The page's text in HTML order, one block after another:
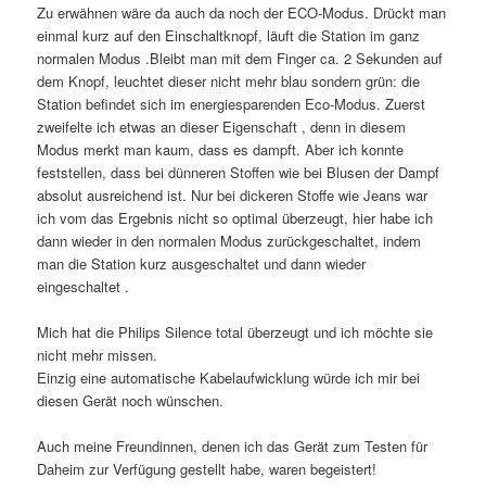
Zu erwähnen wäre da auch da noch der ECO-Modus. Drückt man
einmal kurz auf den Einschaltknopf, läuft die Station im ganz
normalen Modus .Bleibt man mit dem Finger ca. 2 Sekunden auf
dem Knopf, leuchtet dieser nicht mehr blau sondern grün: die
Station befindet sich im energiesparenden Eco-Modus. Zuerst
zweifelte ich etwas an dieser Eigenschaft , denn in diesem
Modus merkt man kaum, dass es dampft. Aber ich konnte
feststellen, dass bei dünneren Stoffen wie bei Blusen der Dampf
absolut ausreichend ist. Nur bei dickeren Stoffe wie Jeans war
ich vom das Ergebnis nicht so optimal überzeugt, hier habe ich
dann wieder in den normalen Modus zurückgeschaltet, indem
man die Station kurz ausgeschaltet und dann wieder
eingeschaltet .
Mich hat die Philips Silence total überzeugt und ich möchte sie
nicht mehr missen.
Einzig eine automatische Kabelaufwicklung würde ich mir bei
diesen Gerät noch wünschen.
Auch meine Freundinnen, denen ich das Gerät zum Testen für
Daheim zur Verfügung gestellt habe, waren begeistert!